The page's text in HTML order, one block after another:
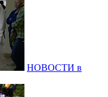
НОВОСТИ в